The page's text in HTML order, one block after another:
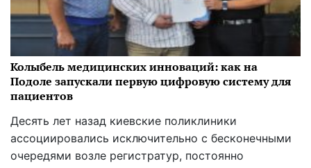
Колыбель медицинских инноваций: как на
Подоле запускали первую цифровую систему для
пациентов
Десять лет назад киевские поликлиники
ассоциировались исключительно с бесконечными
очередями возле регистратур, постоянно